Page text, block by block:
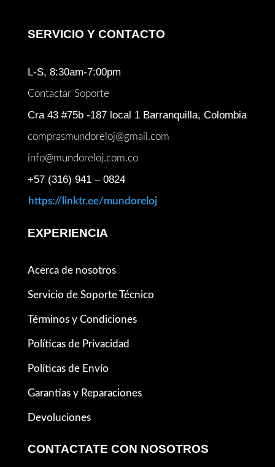
SERVICIO Y CONTACTO
L-S, 8:30am-7:00pm
Contactar Soporte
Cra 43 #75b -187 local 1 Barranquilla, Colombia
comprasmundoreloj@gmail.com
info@mundoreloj.com.co
+57 (316) 941 – 0824
https://linktr.ee/mundoreloj
EXPERIENCIA
Acerca de nosotros
Servicio de Soporte Técnico
Términos y Condiciones
Políticas de Privacidad
Políticas de Envío
Garantías y Reparaciones
Devoluciones
CONTACTATE CON NOSOTROS